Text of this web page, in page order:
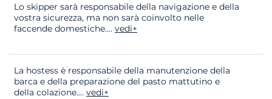
Lo skipper sarà responsabile della navigazione e della
vostra sicurezza, ma non sarà coinvolto nelle
faccende domestiche.... vedi+
La hostess è responsabile della manutenzione della
barca e della preparazione del pasto mattutino e
della colazione.... vedi+